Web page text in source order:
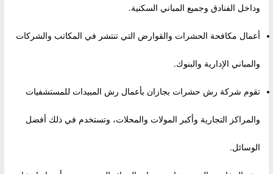
وداخل الفنادق وجميع المباني السكنية.
أعمال مكافحة الحشرات والقوارض التي تنتشر في المكاتب والشركات
والمباني الإدارية والبنوك.
تقوم شركة رش حشرات بجازان بأعمال رش المبيدات للمستشفيات
والمراكز التجارية وأكبر المولات والمحلات، وتستخدم في ذلك أفضل
الوسائل.